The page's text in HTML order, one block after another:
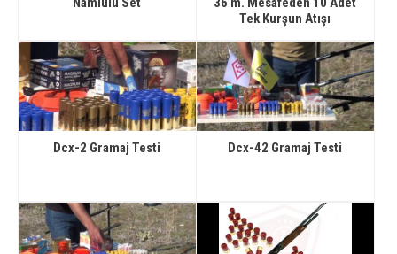
Tek Kurşun Atışı
Dcx-2 Gramaj Testi Dcx-42 Gramaj Testi